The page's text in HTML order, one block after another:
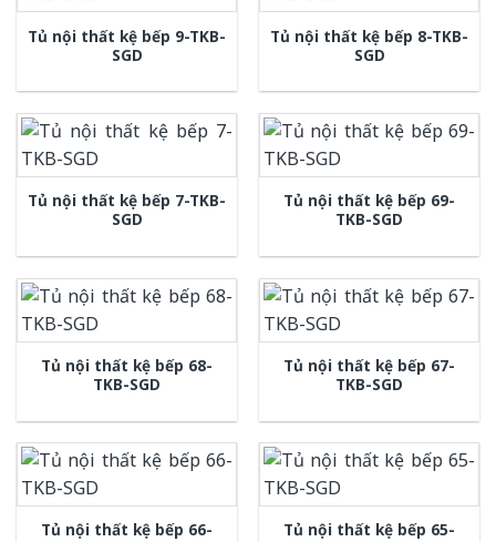
Tủ nội thất kệ bếp 9-TKB-
SGD
Tủ nội thất kệ bếp 8-TKB-
SGD
Tủ nội thất kệ bếp 7-TKB-
SGD
Tủ nội thất kệ bếp 69-
TKB-SGD
Tủ nội thất kệ bếp 68-
TKB-SGD
Tủ nội thất kệ bếp 67-
TKB-SGD
Tủ nội thất kệ bếp 66-
Tủ nội thất kệ bếp 65-